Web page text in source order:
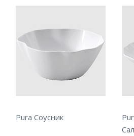
Pura Соусник